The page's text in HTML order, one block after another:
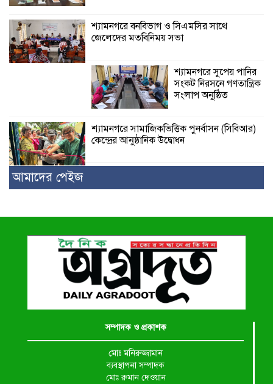
শ্যামনগরে বনবিভাগ ও সিএমসির সাথে
জেলেদের মতবিনিময় সভা
শ্যামনগরে সুপেয় পানির
সংকট নিরসনে গণতান্ত্রিক
সংলাপ অনুষ্ঠিত
শ্যামনগরে সামাজিকভিত্তিক পুনর্বাসন (সিবিআর)
কেন্দ্রের আনুষ্ঠানিক উদ্বোধন
আমাদের পেইজ
সম্পাদক ও প্রকাশক
মোঃ মনিরুজ্জামান
ব্যবস্থাপনা সম্পাদক
মোঃ রুমান দেওয়ান